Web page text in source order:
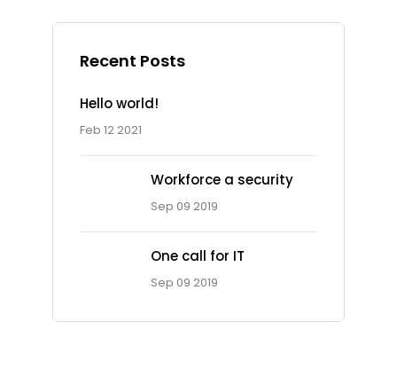
Recent Posts
Hello world!
Feb 12 2021
Workforce a security
Sep 09 2019
One call for IT
Sep 09 2019